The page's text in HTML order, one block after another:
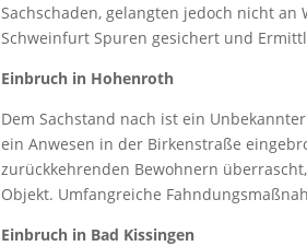
Sachschaden, gelangten jedoch nicht
Schweinfurt Spuren gesichert und
Einbruch in Hohenroth
Dem Sachstand nach ist ein
ein Anwesen in der Birkenstraße
zurückkehrenden Bewohnern
Objekt. Umfangreiche
Einbruch in Bad Kissingen